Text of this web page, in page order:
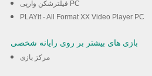
فیلترشکن وارپی PC
PLAYit - All Format XX Video Player PC
بازی های بیشتر بر روی رایانه شخصی
مرکز بازی